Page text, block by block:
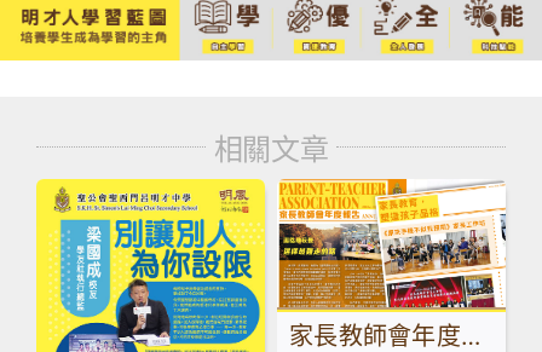
相關文章
家長教師會年度報